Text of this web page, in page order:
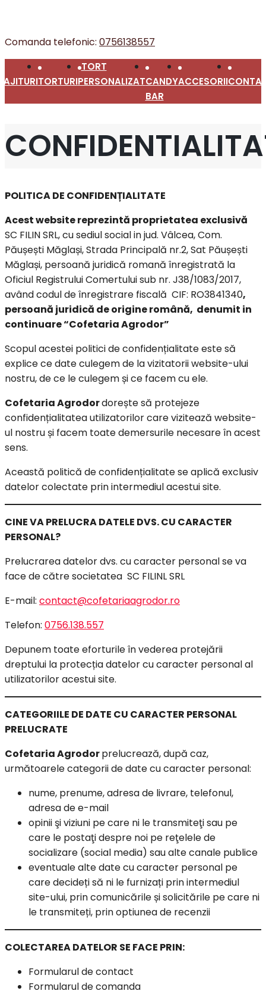
Comanda telefonic: 0756138557
TORTURI
TORT
PERSONALIZATCANDY
BAR
ACCESORII
POLITICA DE CONFIDENȚIALITATE
Acest website reprezintă proprietatea exclusivă
SC FILIN SRL, cu sediul social in jud. Vâlcea, Com.
Păușești Măglași, Strada Principală nr.2, Sat Păușești
Măglași, persoană juridică romană înregistrată la
Oficiul Registrului Comertului sub nr. J38/1083/2017,
având codul de înregistrare fiscală CIF: RO3841340,
persoană juridică de origine română, denumit in
continuare “Cofetaria Agrodor”
Scopul acestei politici de confidențialitate este să
explice ce date culegem de la vizitatorii website-ului
nostru, de ce le culegem și ce facem cu ele.
Cofetaria Agrodordorește să protejeze
confidențialitatea utilizatorilor care vizitează website-
ul nostru și facem toate demersurile necesare în acest
sens.
Această politică de confidențialitate se aplică exclusiv
datelor colectate prin intermediul acestui site.
CINE VA PRELUCRA DATELE DVS. CU CARACTER
PERSONAL?
Prelucrarea datelor dvs. cu caracter personal se va
face de către societatea SC FILINL SRL
E-mail: contact@cofetariaagrodor.ro
Telefon: 0756.138.557
Depunem toate eforturile în vederea protejării
dreptului la protecția datelor cu caracter personal al
utilizatorilor acestui site.
CATEGORIILE DE DATE CU CARACTER PERSONAL
PRELUCRATE
Cofetaria Agrodorprelucrează, după caz,
următoarele categorii de date cu caracter personal:
nume, prenume, adresa de livrare, telefonul,
adresa de e-mail
opinii şi viziuni pe care ni le transmiteţi sau pe
care le postaţi despre noi pe reţelele de
socializare (social media) sau alte canale publice
eventuale alte date cu caracter personal pe
care decideți să ni le furnizați prin intermediul
site-ului, prin comunicările și solicitările pe care ni
le transmiteți, prin optiunea de recenzii
COLECTAREA DATELOR SE FACE PRIN:
Formularul de contact
Formularul de comanda